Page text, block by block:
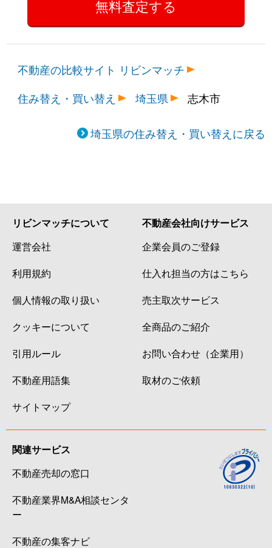
不動産の比較サイト リビンマッチ
住み替え・買い替え
埼玉県 志木市
埼玉県の住み替え・買い替えに戻る
リビンマッチについて
運営会社
利用規約
個人情報の取り扱い
クッキーについて
引用ルール
不動産用語集
サイトマップ
不動産会社向けサービス
企業会員のご登録
仕入れ担当の方はこちら
売主取次サービス
全商品のご紹介
お問い合わせ（企業用）
取材のご依頼
関連サービス
不動産売却の窓口
不動産業界M&A相談センタ
ー
不動産の集客ナビ